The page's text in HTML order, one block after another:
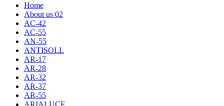
Home
About us 02
AC-42
AC-55
AN-55
ANTISOLL
AR-17
AR-28
AR-32
AR-37
AR-55
ARIALUCE